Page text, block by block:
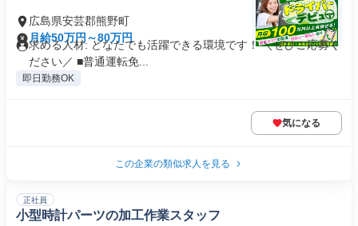
広島県安芸郡熊野町
月給50万円～80万円
求める人材: どなたでも活躍できる環境です！ ＼ぜひご応募く
ださい／ ■普通運転免...
即日勤務OK
気になる
この企業の類似求人を見る
正社員
小型時計パーツの加工作業スタッフ